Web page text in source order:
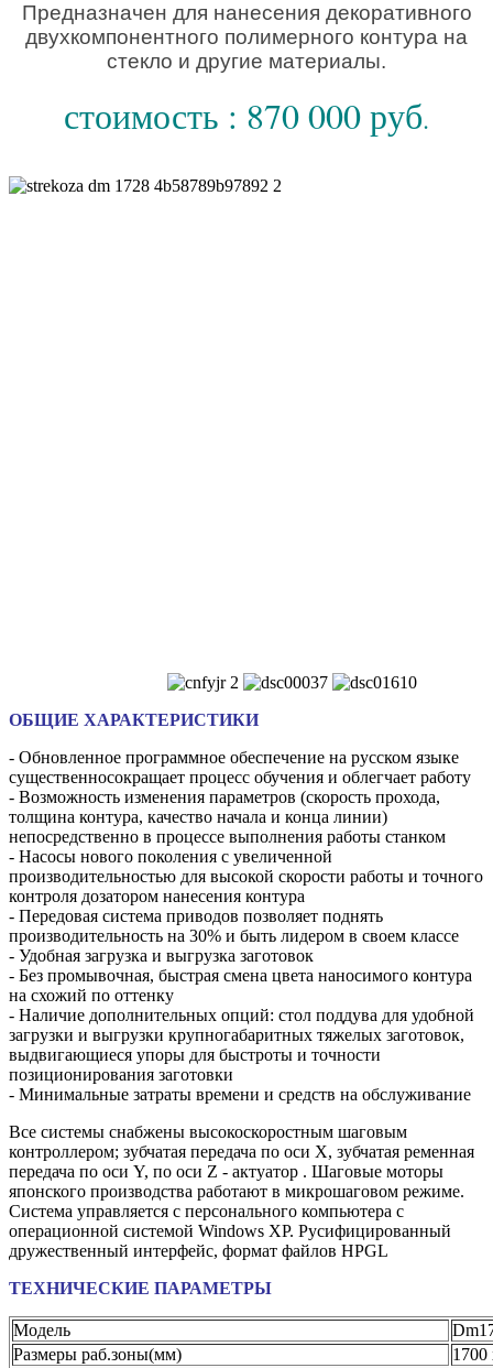
Предназначен для нанесения декоративного
двухкомпонентного полимерного контура на
стекло и другие материалы.
стоимость : 870 000 руб.
ОБЩИЕ ХАРАКТЕРИСТИКИ
- Обновленное программное обеспечение на русском языке
существенносокращает процесс обучения и облегчает работу
- Возможность изменения параметров (скорость прохода,
толщина контура, качество начала и конца линии)
непосредственно в процессе выполнения работы станком
- Насосы нового поколения с увеличенной
производительностью для высокой скорости работы и точного
контроля дозатором нанесения контура
- Передовая система приводов позволяет поднять
производительность на 30% и быть лидером в своем классе
- Удобная загрузка и выгрузка заготовок
- Без промывочная, быстрая смена цвета наносимого контура
на схожий по оттенку
- Наличие дополнительных опций: стол поддува для удобной
загрузки и выгрузки крупногабаритных тяжелых заготовок,
выдвигающиеся упоры для быстроты и точности
позиционирования заготовки
- Минимальные затраты времени и средств на обслуживание
Все системы снабжены высокоскоростным шаговым
контроллером; зубчатая передача по оси X, зубчатая ременная
передача по оси Y, по оси Z - актуатор . Шаговые моторы
японского производства работают в микрошаговом режиме.
Система управляется с персонального компьютера с
операционной системой Windows XP. Русифицированный
дружественный интерфейс, формат файлов HPGL
ТЕХНИЧЕСКИЕ ПАРАМЕТРЫ
Модель
Размеры раб.зоны(мм)
1700